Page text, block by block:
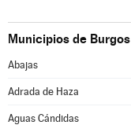
Municipios de Burgos
Abajas
Adrada de Haza
Aguas Cándidas